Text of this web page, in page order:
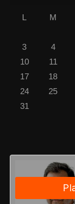
L M
3
4
10
11
17
18
24
25
31